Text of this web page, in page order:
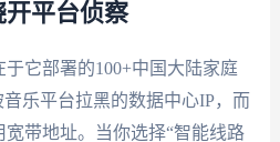
开平台侦察
它部署的100+中国大陆家庭
乐平台拉黑的数据中心IP，而
带地址。当你选择“智能线路